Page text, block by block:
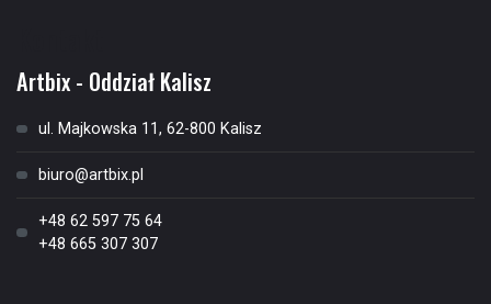
Artbix - Oddział Kalisz
ul. Majkowska 11, 62-800 Kalisz
biuro@artbix.pl
+48 62 597 75 64
+48 665 307 307